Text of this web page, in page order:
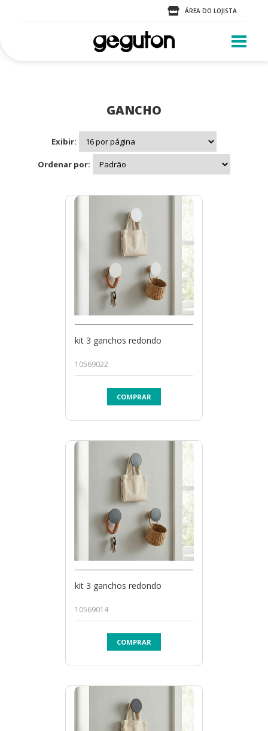
ÁREA DO LOJISTA
GANCHO
Exibir:
Ordenar por:
kit 3 ganchos redondo
10569022
COMPRAR
kit 3 ganchos redondo
10569014
COMPRAR